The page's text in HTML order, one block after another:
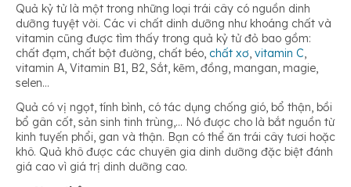
Quả kỷ tử là một trong những loại trái cây có nguồn dinh
dưỡng tuyệt vời. Các vi chất dinh dưỡng như khoáng chất và
vitamin cũng được tìm thấy trong quả kỷ tử đỏ bao gồm:
chất đạm, chất bột đường, chất béo, chất xơ, vitamin C,
vitamin A, Vitamin B1, B2, Sắt, kẽm, đồng, mangan, magie,
selen…
Quả có vị ngọt, tính bình, có tác dụng chống gió, bổ thận, bồi
bổ gân cốt, sản sinh tinh trùng,… Nó được cho là bắt nguồn từ
kinh tuyến phổi, gan và thận. Bạn có thể ăn trái cây tươi hoặc
khô. Quả khô được các chuyên gia dinh dưỡng đặc biệt đánh
giá cao vì giá trị dinh dưỡng cao.